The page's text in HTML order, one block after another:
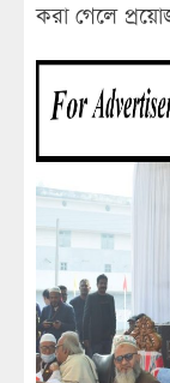
করা গেলে